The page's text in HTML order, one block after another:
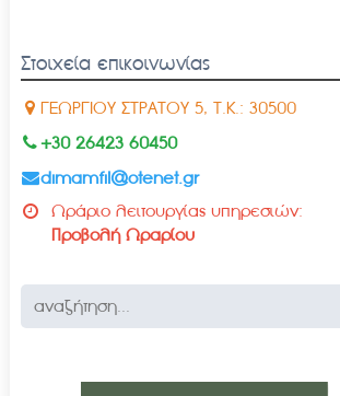
Στοιχεία επικοινωνίας
ΓΕΩΡΓΙΟΥ ΣΤΡΑΤΟΥ 5, Τ.Κ.: 30500
+30 26423 60450
dimamfil@otenet.gr
Ωράριο λειτουργίας υπηρεσιών:
Προβολή Ωραρίου